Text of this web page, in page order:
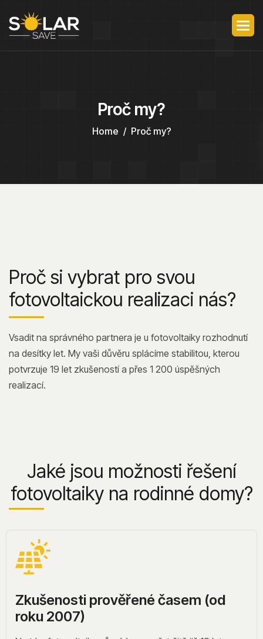
Proč my?
Home Proč my?
Proč si vybrat pro svou
fotovoltaickou realizaci nás?
Vsadit na správného partnera je u fotovoltaiky rozhodnutí
na desítky let. My vaši důvěru splácíme stabilitou, kterou
potvrzuje 19 let zkušeností a přes 1 200 úspěšných
realizací.
Jaké jsou možnosti řešení
fotovoltaiky na rodinné domy?
Zkušenosti prověřené časem (od
roku 2007)